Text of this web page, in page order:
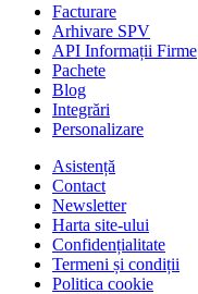
Facturare
Arhivare SPV
API Informații Firme
Pachete
Blog
Integrări
Personalizare
Asistență
Contact
Newsletter
Harta site-ului
Confidențialitate
Termeni și condiții
Politica cookie